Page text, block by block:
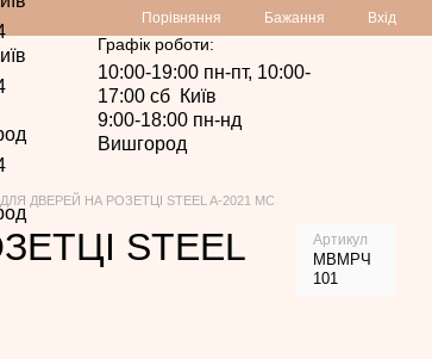
Порівняння Бажання Вхід
Графік роботи:
10:00-19:00 пн-пт, 10:00-
17:00 сб Київ
9:00-18:00 пн-нд
Вишгород
ДВЕРЕЙ НА РОЗЕТЦІ STEEL A-2021 MC
STEEL
Артикул
МВМРЧ
101